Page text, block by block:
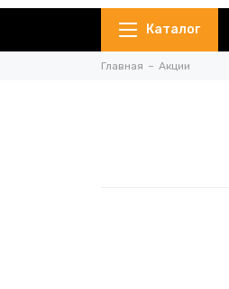
Каталог
Главная Акции